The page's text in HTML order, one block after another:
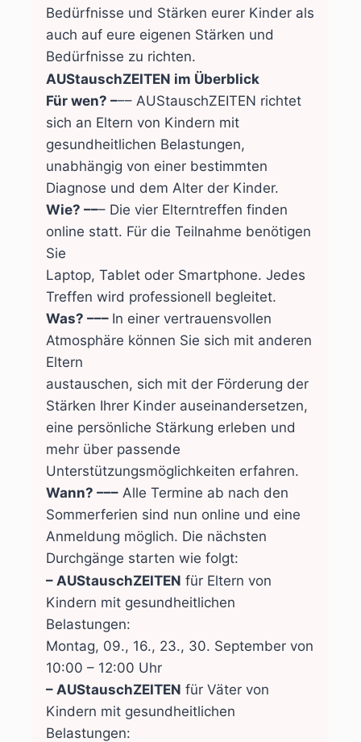
Bedürfnisse und Stärken eurer Kinder als
auch auf eure eigenen Stärken und
Bedürfnisse zu richten.
AUStauschZEITEN im Überblick
Für wen? ––– AUStauschZEITEN richtet
sich an Eltern von Kindern mit
gesundheitlichen Belastungen,
unabhängig von einer bestimmten
Diagnose und dem Alter der Kinder.
Wie? ––– Die vier Elterntreffen finden
online statt. Für die Teilnahme benötigen
Sie
Laptop, Tablet oder Smartphone. Jedes
Treffen wird professionell begleitet.
Was? ––– In einer vertrauensvollen
Atmosphäre können Sie sich mit anderen
Eltern
austauschen, sich mit der Förderung der
Stärken Ihrer Kinder auseinandersetzen,
eine persönliche Stärkung erleben und
mehr über passende
Unterstützungsmöglichkeiten erfahren.
Wann? ––– Alle Termine ab nach den
Sommerferien sind nun online und eine
Anmeldung möglich. Die nächsten
Durchgänge starten wie folgt:
– AUStauschZEITEN für Eltern von
Kindern mit gesundheitlichen
Belastungen:
Montag, 09., 16., 23., 30. September von
10:00 – 12:00 Uhr
– AUStauschZEITEN für Väter von
Kindern mit gesundheitlichen
Belastungen: